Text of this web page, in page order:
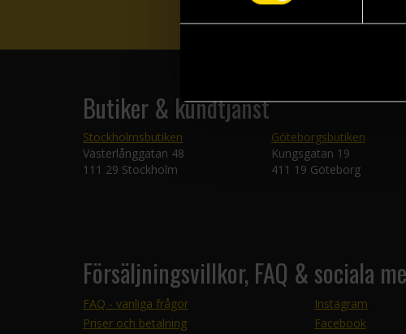
Butiker & kundtjänst
Stockholmsbutiken
Västerlånggatan 48
111 29 Stockholm
Göteborgsbutiken
Kungsgatan 19
411 19 Göteborg
Försäljningsvillkor, FAQ & sociala
FAQ - vanliga frågor
Priser och betalning
Instagram
Facebook